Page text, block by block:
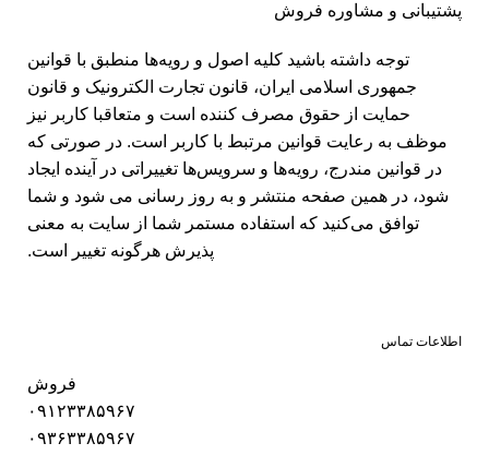
پشتیبانی و مشاوره فروش
توجه داشته باشید کلیه اصول و رویه‏‌ها منطبق با قوانین
جمهوری اسلامی ایران، قانون تجارت الکترونیک و قانون
حمایت از حقوق مصرف کننده است و متعاقبا کاربر نیز
موظف به رعایت قوانین مرتبط با کاربر است. در صورتی که
در قوانین مندرج، رویه‏‌ها و سرویس‏‌ها تغییراتی در آینده ایجاد
شود، در همین صفحه منتشر و به روز رسانی می شود و شما
توافق می‏‌کنید که استفاده مستمر شما از سایت به معنی
پذیرش هرگونه تغییر است.
اطلاعات تماس
فروش
۰۹۱۲۳۳۸۵۹۶۷
۰۹۳۶۳۳۸۵۹۶۷